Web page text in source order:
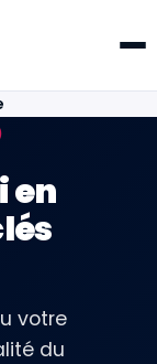
en
votre
du